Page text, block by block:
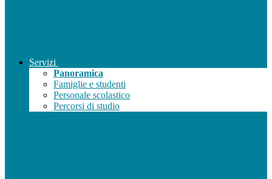
Servizi
Panoramica
Famiglie e studenti
Personale scolastico
Percorsi di studio